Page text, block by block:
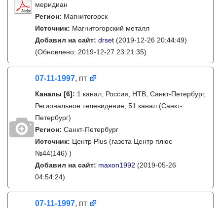
меридиан
Регион: Магнитогорск
Источник: Магнитогорский металл
Добавил на сайт: drset (2019-12-26 20:44:49)
(Обновлено: 2019-12-27 23:21:35)
07-11-1997, пт
Каналы [6]: 1 канал, Россия, НТВ, Санкт-Петербург,
Региональное телевидение, 51 канал (Санкт-
Петербург)
Регион: Санкт-Петербург
Источник: Центр Plus (газета Центр плюс
№44(146) )
Добавил на сайт: maxon1992 (2019-05-26
04:54:24)
07-11-1997, пт